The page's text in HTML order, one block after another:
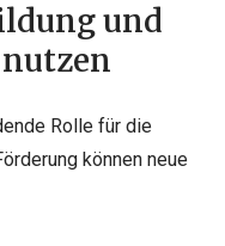
und
Rolle für die
können neue